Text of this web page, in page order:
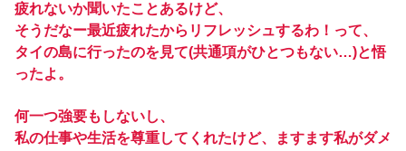
疲れないか聞いたことあるけど、
そうだなー最近疲れたからリフレッシュするわ！って、
タイの島に行ったのを見て(共通項がひとつもない…)と悟
ったよ。
何一つ強要もしないし、
私の仕事や生活を尊重してくれたけど、ますます私がダメ